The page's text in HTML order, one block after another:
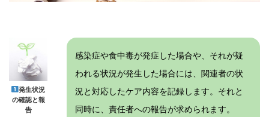
発生状況
の確認と報
告
感染症や食中毒が発症した場合や、それが疑
われる状況が発生した場合には、関連者の状
況と対応したケア内容を記録します。それと
同時に、責任者への報告が求められます。